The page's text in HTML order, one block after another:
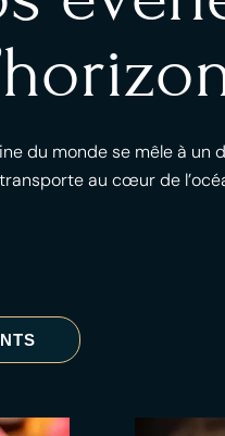
du monde se mêle à
au cœur de